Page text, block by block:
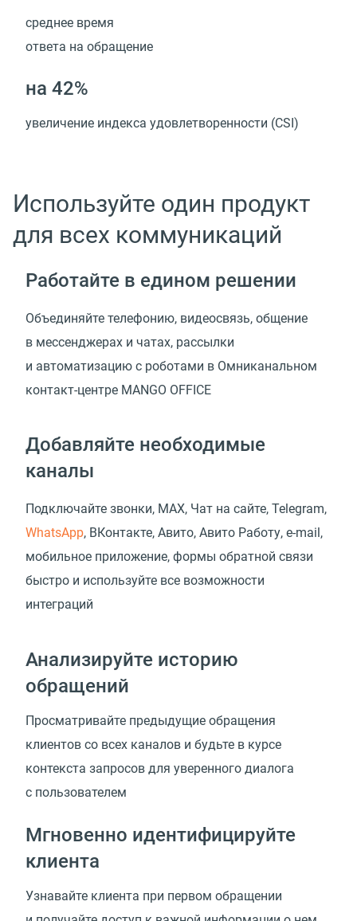
среднее время
ответа на обращение
на 42%
увеличение индекса удовлетворенности (CSI)
Используйте один продукт
для всех коммуникаций
Работайте в едином решении
Объединяйте телефонию, видеосвязь, общение
в мессенджерах и чатах, рассылки
и автоматизацию с роботами в Омниканальном
контакт-центре MANGO OFFICE
Добавляйте необходимые
каналы
Подключайте звонки, MAX, Чат на сайте, Telegram,
WhatsApp, ВКонтакте, Авито, Авито Работу, e-mail,
мобильное приложение, формы обратной связи
быстро и используйте все возможности
интеграций
Анализируйте историю
обращений
Просматривайте предыдущие обращения
клиентов со всех каналов и будьте в курсе
контекста запросов для уверенного диалога
с пользователем
Мгновенно идентифицируйте
клиента
Узнавайте клиента при первом обращении